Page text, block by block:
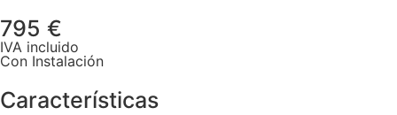
795 €
IVA incluido
Con Instalación
Características